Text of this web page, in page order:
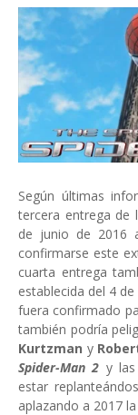
Según últimas
tercera entrega de
de junio de 2016
confirmarse este
cuarta entrega
establecida del 4
fuera confirmado
también podría
Kurtzman y
Spider-Man 2 y las
estar
aplazando a 2017